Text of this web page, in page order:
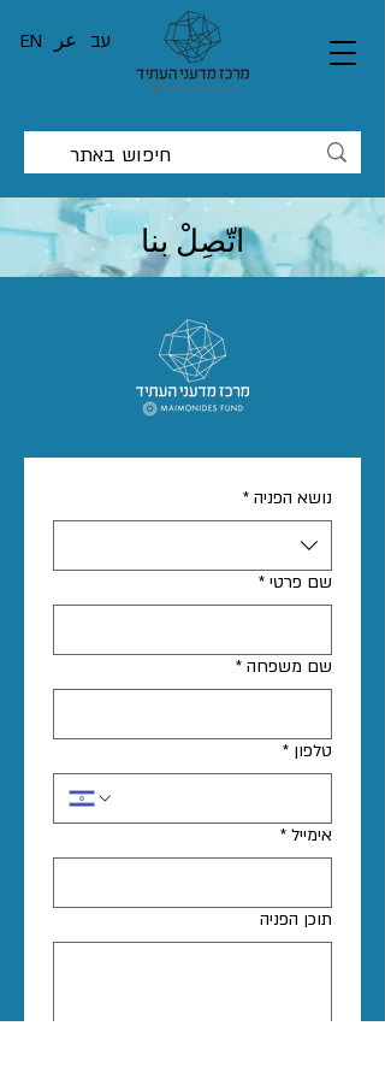
EN عر עב
اتّصِلْ بنا
נושא הפניה *
שם פרטי *
שם משפחה *
טלפון *
אימייל *
תוכן הפניה